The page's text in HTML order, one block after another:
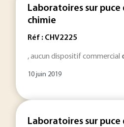
Laboratoires sur puce
chimie
Réf : CHV2225
, aucun dispositif commercial
10 juin 2019
Laboratoires sur puce